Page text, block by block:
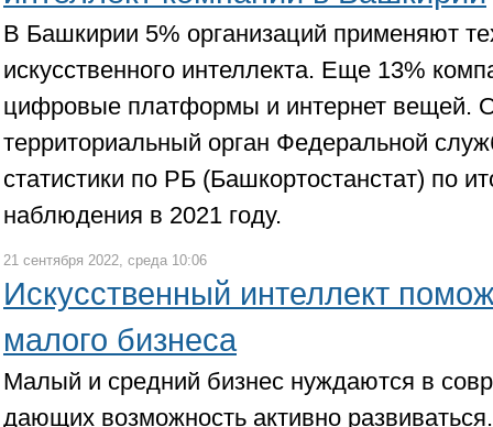
В Башкирии 5% организаций применяют
искусственного интеллекта. Еще 13%
цифровые платформы и интернет вещей.
территориальный орган Федеральной
статистики по РБ (Башкортостанстат) по
наблюдения в 2021 году.
21 сентября 2022, среда 10:06
Искусственный интеллект
малого бизнеса
Малый и средний бизнес нуждаются в
дающих возможность активно